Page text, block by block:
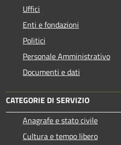
Uffici
Enti e fondazioni
Politici
Personale Amministrativo
Documenti e dati
CATEGORIE DI SERVIZIO
Anagrafe e stato civile
Cultura e tempo libero